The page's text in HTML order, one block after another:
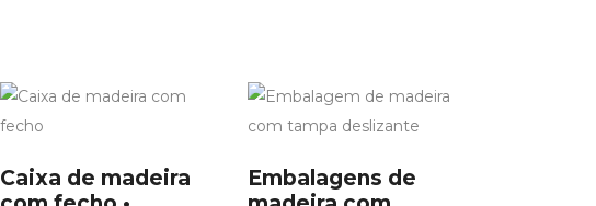
Caixa de madeira
Embalagens de